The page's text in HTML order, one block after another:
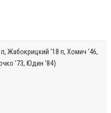
Жабокрицкий '18 п, Хомич '46,
'73, Юдин '84)